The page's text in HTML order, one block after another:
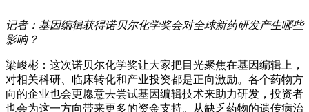
记者：基因编辑获得诺贝尔化学奖会对全球新药研发产生哪些
影响？
梁峻彬：这次诺贝尔化学奖让大家把目光聚焦在基因编辑上，
对相关科研、临床转化和产业投资都是正向激励。各个药物方
向的企业也会更愿意去尝试基因编辑技术来助力研发，投资者
也会为这一方向带来更多的资金支持。从缺乏药物的遗传病治